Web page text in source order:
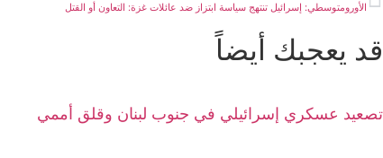
الأورومتوسطي: إسرائيل تنتهج سياسة ابتزاز ضد عائلات غزة: التعاون أو القتل
قد يعجبك أيضاً
تصعيد عسكري إسرائيلي في جنوب لبنان وقلق أممي